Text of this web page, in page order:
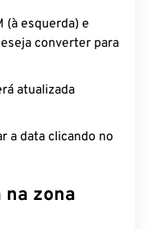
(à esquerda) e
converter para
atualizada
a data clicando no
na zona